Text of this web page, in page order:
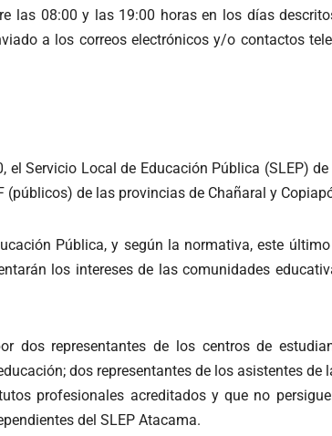
las 08:00 y las 19:00 horas en los días
a los correos electrónicos y/o contactos
el Servicio Local de Educación Pública (SLEP)
de las provincias de Chañaral y
Pública, y según la normativa, este
los intereses de las comunidades
dos representantes de los centros de
dos representantes de los asistentes
profesionales acreditados y que no
del SLEP Atacama.